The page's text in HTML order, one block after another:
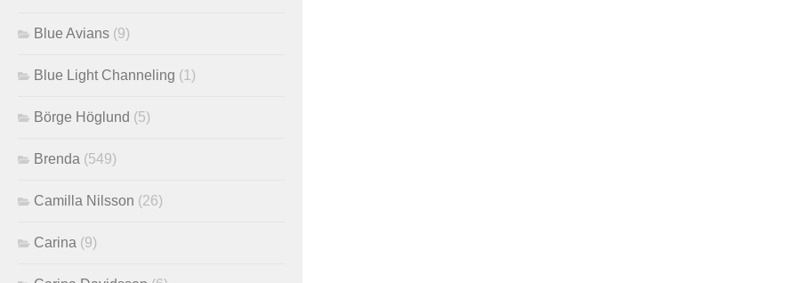
Blue Avians (9)
Blue Light Channeling (1)
Börge Höglund (5)
Brenda (549)
Camilla Nilsson (26)
Carina (9)